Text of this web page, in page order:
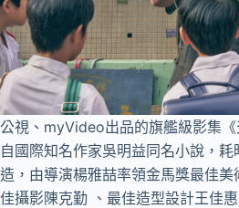
公視、myVideo出品的旗艦級影集
自國際知名作家吳明益同名小說，
造，由導演楊雅喆率領金馬獎最佳
佳攝影陳克勤 、最佳造型設計王佳